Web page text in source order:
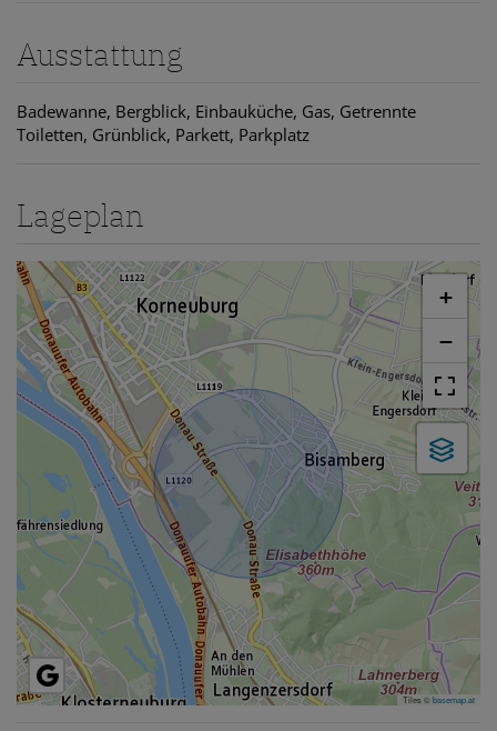
Ausstattung
Badewanne Bergblick Einbauküche Gas Getrennte
Toiletten Grünblick Parkett Parkplatz
Lageplan
+
−
Tiles ©basemap.at